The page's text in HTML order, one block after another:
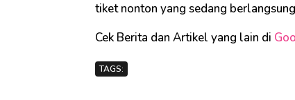
tiket nonton yang sedang
Cek Berita dan Artikel yang lain di
TAGS: